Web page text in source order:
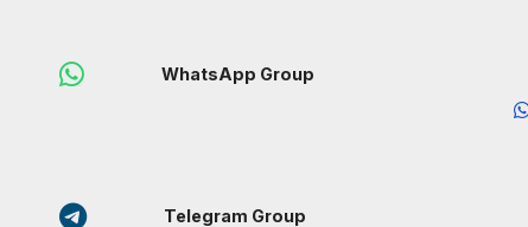
WhatsApp Group
Telegram Group